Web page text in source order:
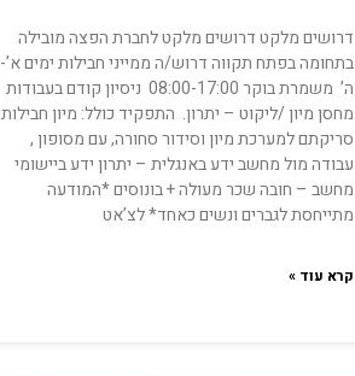
דרושים מלקט דרושים מלקט לחברת הפצה מובילה
בתחומה בפתח תקווה דרוש/ה ממייני חבילות ימים א’-
ה’ משמרת בוקר 08:00-17:00 ניסיון קודם בעבודות
מחסן מיון /ליקוט – יתרון. התפקיד כולל: מיון חבילות
סריקתם למערכת מיון וסידור סחורה, עם מסופון ,
עבודה מול מחשב ידע באנגלית – יתרון ידע ביישומי
מחשב – חובה שכר מעולה + בונוסים *המודעה
מתייחסת לגברים ונשים כאחד* לצ’אט
קרא עוד »